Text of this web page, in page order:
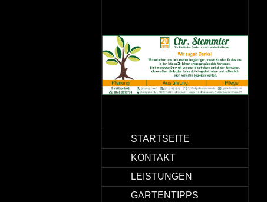
STARTSEITE
KONTAKT
LEISTUNGEN
GARTENTIPPS